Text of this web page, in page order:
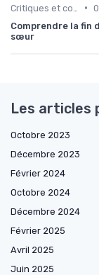
•
Comprendre la fin
sœur
Les articles
Octobre 2023
Décembre 2023
Février 2024
Octobre 2024
Décembre 2024
Février 2025
Avril 2025
Juin 2025